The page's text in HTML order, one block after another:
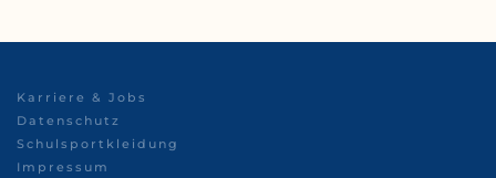
Karriere & Jobs
Datenschutz
Schulsportkleidung
Impressum